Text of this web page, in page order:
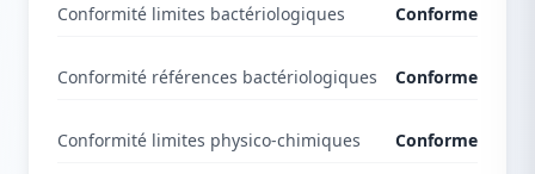
Conformité limites bactériologiques Conforme
Conformité références bactériologiques Conforme
Conformité limites physico-chimiques Conforme